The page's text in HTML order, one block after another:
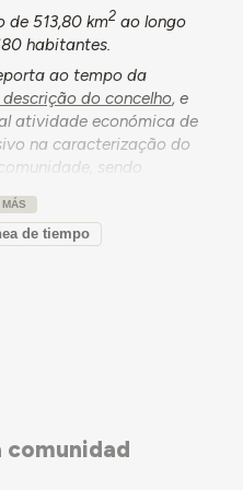
de 513,80 km2ao longo
habitantes.
ao tempo da
do concelho, e
atividade económica de
na caracterização do
sendo
Municipal), em
a torre de menagem do
profusão é ainda visível
por exemplo na
Santa Vitória do Ameixial
ao material
no embasamento
Estremoz tem
MÁS
de tiempo
comunidad